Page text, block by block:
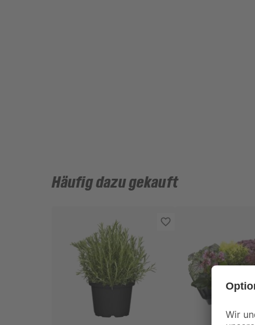
Häufig dazu gekauft